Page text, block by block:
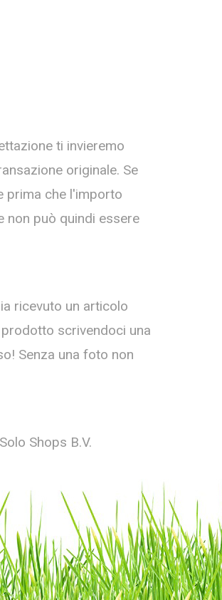
ti invieremo
originale. Se
prima che l'importo
non può quindi essere
ricevuto un articolo
scrivendoci una
Senza una foto non
Shops B.V.